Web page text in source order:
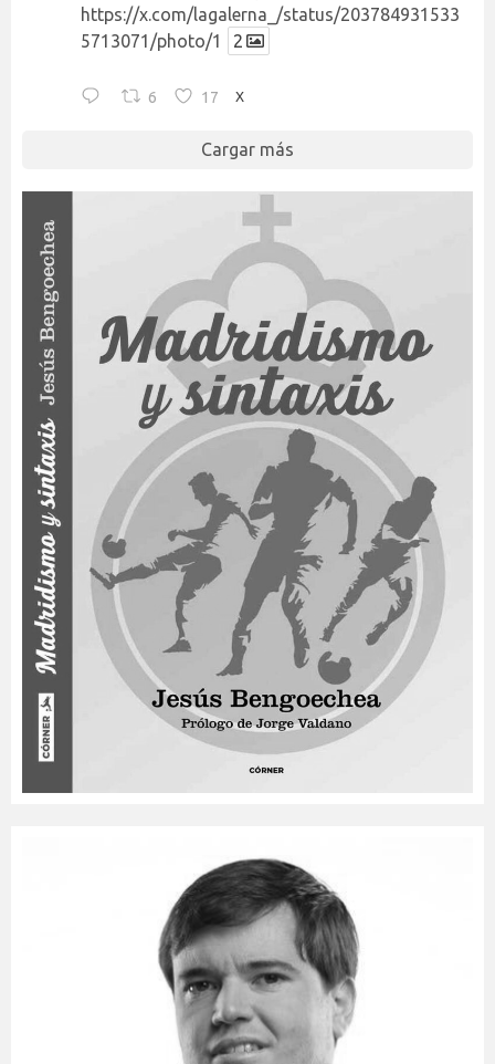
https://x.com/lagalerna_/status/203784931533
5713071/photo/1
2
6 17 X
Cargar más